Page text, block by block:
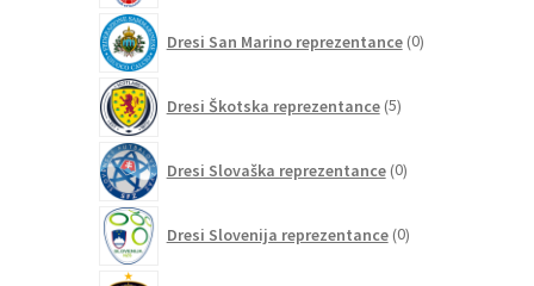
Dresi San Marino reprezentance 0izdelkov
Dresi Škotska reprezentance 5izdelkov
Dresi Slovaška reprezentance 0izdelkov
Dresi Slovenija reprezentance 0izdelkov